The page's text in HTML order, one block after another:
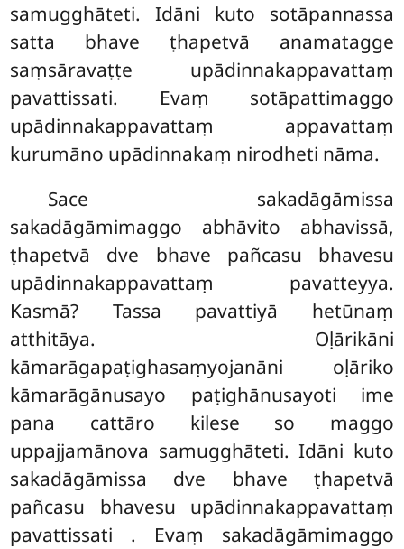
samugghāteti. Idāni kuto sotāpannassa
satta bhave ṭhapetvā anamatagge
saṃsāravaṭṭe upādinnakappavattaṃ
pavattissati. Evaṃ sotāpattimaggo
upādinnakappavattaṃ appavattaṃ
kurumāno upādinnakaṃ nirodheti nāma.
Sace sakadāgāmissa
sakadāgāmimaggo abhāvito abhavissā,
ṭhapetvā dve bhave pañcasu bhavesu
upādinnakappavattaṃ pavatteyya.
Kasmā? Tassa pavattiyā hetūnaṃ
atthitāya. Oḷārikāni
kāmarāgapaṭighasaṃyojanāni oḷāriko
kāmarāgānusayo paṭighānusayoti ime
pana cattāro kilese so maggo
uppajjamānova samugghāteti. Idāni kuto
sakadāgāmissa dve bhave ṭhapetvā
pañcasu bhavesu upādinnakappavattaṃ
pavattissati . Evaṃ sakadāgāmimaggo